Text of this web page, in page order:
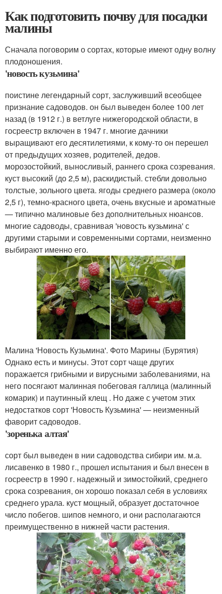
Как подготовить почву для посадки
малины
Сначала поговорим о сортах, которые имеют одну волну
плодоношения.
'новость кузьмина'
поистине легендарный сорт, заслуживший всеобщее
признание садоводов. он был выведен более 100 лет
назад (в 1912 г.) в ветлуге нижегородской области, в
госреестр включен в 1947 г. многие дачники
выращивают его десятилетиями, к кому-то он перешел
от предыдущих хозяев, родителей, дедов.
морозостойкий, выносливый, раннего срока созревания.
куст высокий (до 2,5 м), раскидистый. стебли довольно
толстые, зольного цвета. ягоды среднего размера (около
2,5 г), темно-красного цвета, очень вкусные и ароматные
— типично малиновые без дополнительных нюансов.
многие садоводы, сравнивая 'новость кузьмина' с
другими старыми и современными сортами, неизменно
выбирают именно его.
Малина 'Новость Кузьмина'. Фото Марины (Бурятия)
Однако есть и минусы. Этот сорт чаще других
поражается грибными и вирусными заболеваниями, на
него посягают малинная побеговая галлица (малинный
комарик) и паутинный клещ . Но даже с учетом этих
недостатков сорт 'Новость Кузьмина' — неизменный
фаворит садоводов.
'зоренька алтая'
сорт был выведен в нии садоводства сибири им. м.а.
лисавенко в 1980 г., прошел испытания и был внесен в
госреестр в 1990 г. надежный и зимостойкий, среднего
срока созревания, он хорошо показал себя в условиях
среднего урала. куст мощный, образует достаточное
число побегов. шипов немного, и они располагаются
преимущественно в нижней части растения.